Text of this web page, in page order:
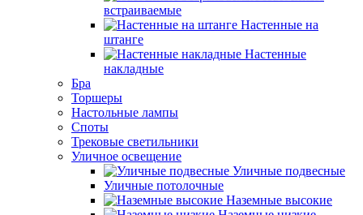
встраиваемые
Настенные на
штанге
Настенные
накладные
Бра
Торшеры
Настольные лампы
Споты
Трековые светильники
Уличное освещение
Уличные подвесные
Уличные потолочные
Наземные высокие